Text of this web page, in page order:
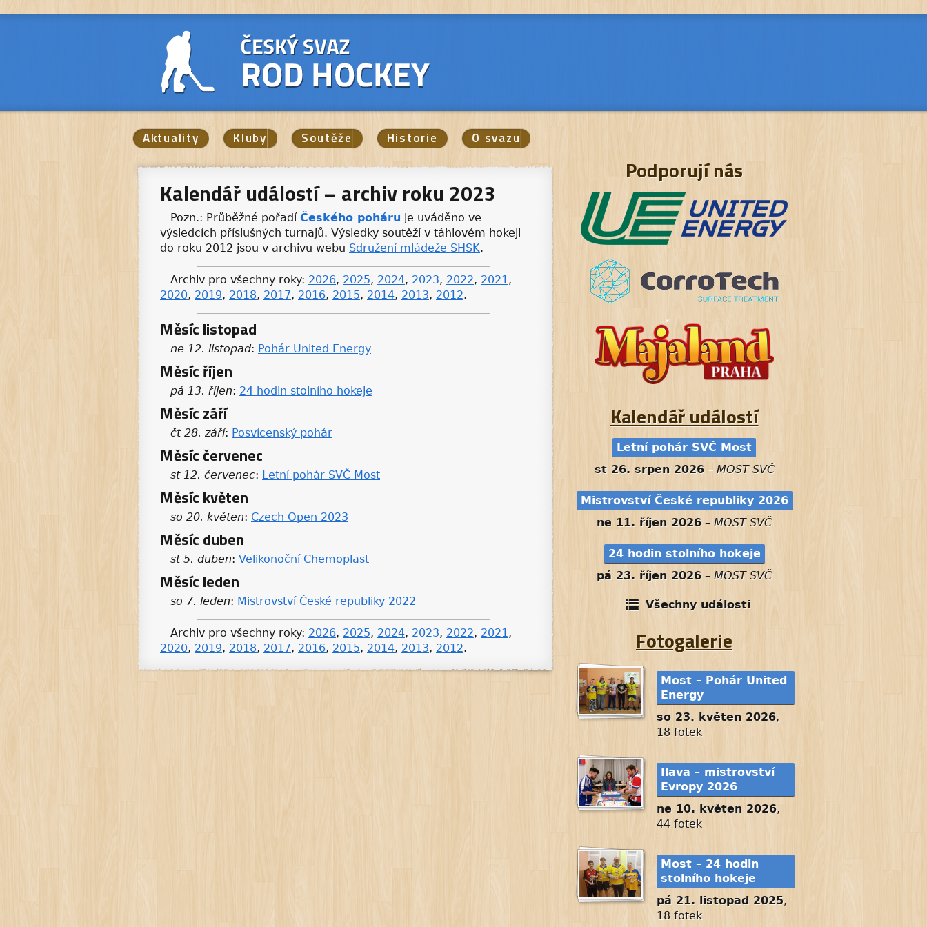
Aktuality Kluby Soutěže Historie O svazu
Kalendář událostí – archiv roku 2023
Pozn.: Průběžné pořadí Českého poháru je uváděno ve
výsledcích příslušných turnajů. Výsledky soutěží v táhlovém hokeji
do roku 2012 jsou v archivu webu Sdružení mládeže SHSK.
Archiv pro všechny roky: 2026, 2025, 2024, 2023, 2022, 2021,
2020, 2019, 2018, 2017, 2016, 2015, 2014, 2013, 2012.
Měsíc listopad
ne 12. listopad: Pohár United Energy
Měsíc říjen
pá 13. říjen: 24 hodin stolního hokeje
Měsíc září
čt 28. září: Posvícenský pohár
Měsíc červenec
st 12. červenec: Letní pohár SVČ Most
Měsíc květen
so 20. květen: Czech Open 2023
Měsíc duben
st 5. duben: Velikonoční Chemoplast
Měsíc leden
so 7. leden: Mistrovství České republiky 2022
Archiv pro všechny roky: 2026, 2025, 2024, 2023, 2022, 2021,
2020, 2019, 2018, 2017, 2016, 2015, 2014, 2013, 2012.
Podporují nás
Kalendář událostí
Letní pohár SVČ Most
st 26. srpen 2026– MOST SVČ
Mistrovství České republiky 2026
ne 11. říjen 2026 – MOST SVČ
24 hodin stolního hokeje
pá 23. říjen 2026 – MOST SVČ
Všechny události
Fotogalerie
Most – Pohár United
Energy
so 23. květen 2026,
18 fotek
Ilava – mistrovství
Evropy 2026
ne 10. květen 2026,
44 fotek
Most – 24 hodin
stolního hokeje
pá 21. listopad 2025,
18 fotek